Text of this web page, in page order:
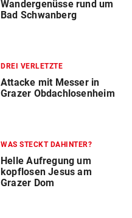
Wandergenüsse rund um
Bad Schwanberg
DREI VERLETZTE
Attacke mit Messer in
Grazer Obdachlosenheim
WAS STECKT DAHINTER?
Helle Aufregung um
kopflosen Jesus am
Grazer Dom